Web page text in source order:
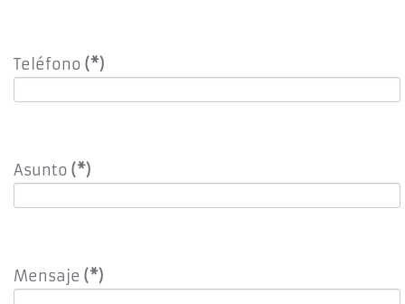
Teléfono (*)
Asunto (*)
Mensaje (*)